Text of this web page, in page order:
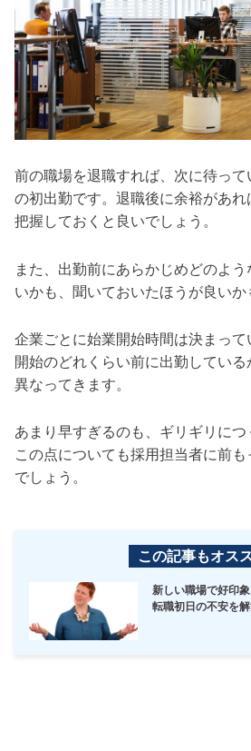
前の職場を退職すれば、次に待っ
の初出勤です。退職後に余裕があ
把握しておくと良いでしょう。
また、出勤前にあらかじめどのよ
いかも、聞いておいたほうが良いか
企業ごとに始業開始時間は決まっ
開始のどれくらい前に出勤してい
異なってきます。
あまり早すぎるのも、ギリギリにつ
この点についても採用担当者に前
でしょう。
この記事もオス
新しい職場で好印
転職初日の不安を